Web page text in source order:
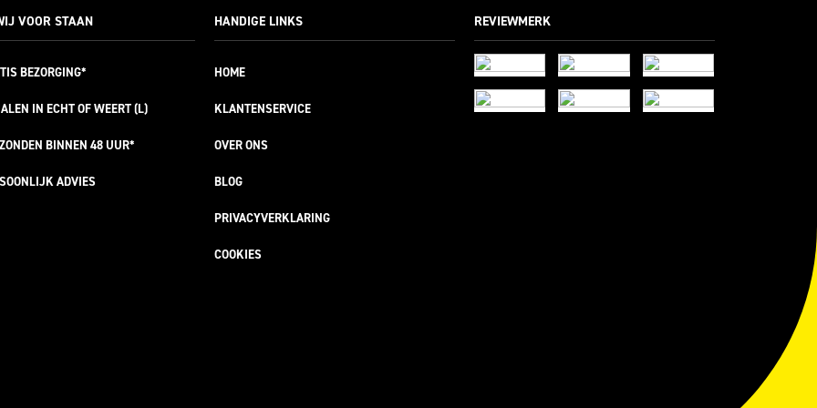
VOOR STAAN
BEZORGING*
IN ECHT OF WEERT (L)
BINNEN 48 UUR*
ADVIES
HANDIGE LINKS
HOME
KLANTENSERVICE
OVER ONS
BLOG
PRIVACYVERKLARING
COOKIES
REVIEWMERK